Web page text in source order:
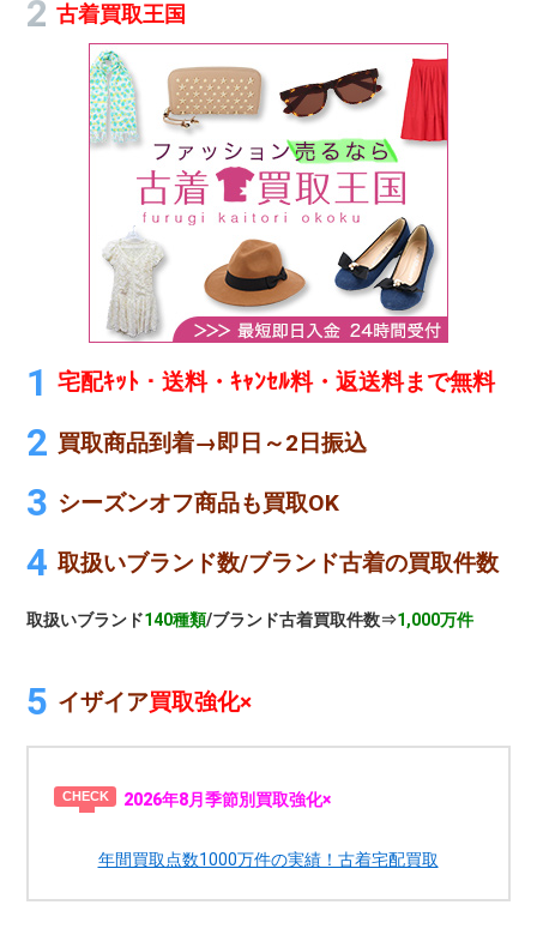
古着買取王国
宅配ｷｯﾄ・送料・ｷｬﾝｾﾙ料・返送料まで無料
買取商品到着→即日～2日振込
シーズンオフ商品も買取OK
取扱いブランド数/ブランド古着の買取件数
取扱いブランド140種類/ブランド古着買取件数⇒1,000万件
イザイア買取強化×
2026年8月季節別買取強化×
年間買取点数1000万件の実績！古着宅配買取